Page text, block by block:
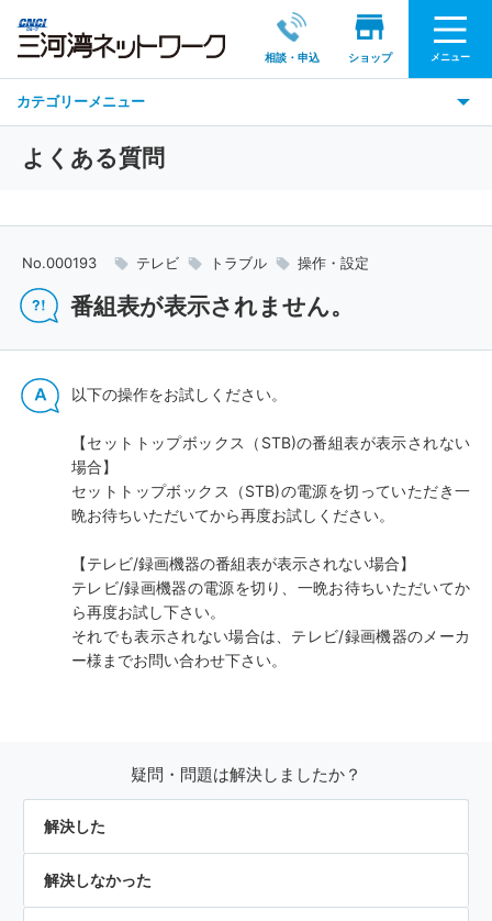
相談・申込 ショップ メニュー
カテゴリーメニュー
よくある質問
No.000193 テレビ トラブル 操作・設定
番組表が表示されません。
以下の操作をお試しください。
【セットトップボックス（STB)の番組表が表示されない
場合】
セットトップボックス（STB)の電源を切っていただき一
晩お待ちいただいてから再度お試しください。
【テレビ/録画機器の番組表が表示されない場合】
テレビ/録画機器の電源を切り、一晩お待ちいただいてか
ら再度お試し下さい。
それでも表示されない場合は、テレビ/録画機器のメーカ
ー様までお問い合わせ下さい。
疑問・問題は解決しましたか？
解決した
解決しなかった